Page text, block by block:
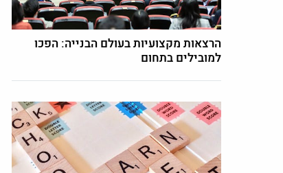
הרצאות מקצועיות בעולם הבנייה: הפכו
למובילים בתחום